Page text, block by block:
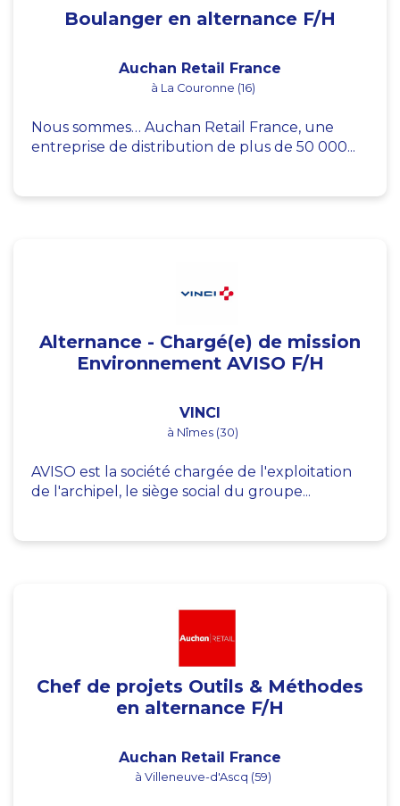
Boulanger en alternance F/H
Auchan Retail France
à La Couronne (16)
Nous sommes… Auchan Retail France, une
entreprise de distribution de plus de 50 000...
Alternance - Chargé(e) de mission
Environnement AVISO F/H
VINCI
à Nîmes (30)
AVISO est la société chargée de l'exploitation
de l'archipel, le siège social du groupe...
Chef de projets Outils & Méthodes
en alternance F/H
Auchan Retail France
à Villeneuve-d'Ascq (59)